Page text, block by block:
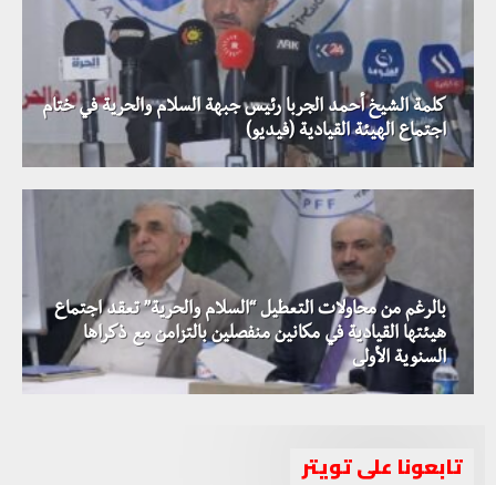
كلمة الشيخ أحمد الجربا رئيس جبهة السلام والحرية في ختام
اجتماع الهيئة القيادية (فيديو)
بالرغم من محاولات التعطيل “السلام والحرية” تعقد اجتماع
هيئتها القيادية في مكانين منفصلين بالتزامن مع ذكراها
السنوية الأولى
جبهة السلام والحرية تستنكر منع وفدها من دخول إقليم
كوردستان
تابعونا على تويتر